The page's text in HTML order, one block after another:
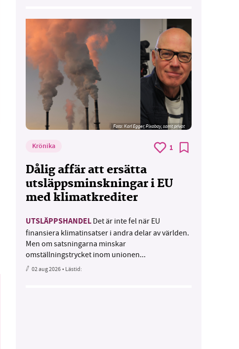
Foto:Karl Egger, Pixabay, samt privat
Krönika 1
Dålig affär att ersätta
utsläppsminskningar i EU
med klimatkrediter
UTSLÄPPSHANDEL Det är inte fel när EU
finansiera klimatinsatser i andra delar av världen.
Men om satsningarna minskar
omställningstrycket inom unionen...
02 aug 2026• Lästid: